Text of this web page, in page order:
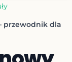
przewodnik dla